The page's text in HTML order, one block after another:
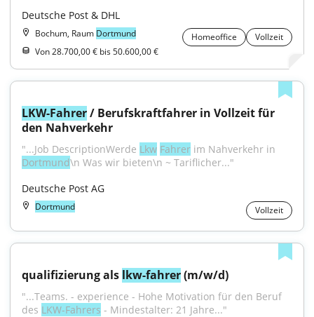
Deutsche Post & DHL
Bochum, Raum Dortmund Homeoffice
Vollzeit
Von 28.700,00 € bis 50.600,00 €
LKW-Fahrer / Berufskraftfahrer in Vollzeit für
den Nahverkehr
"...Job DescriptionWerde Lkw Fahrer
Dortmund\n Was wir bieten\n ~ Tariflicher..."
Deutsche Post AG
Dortmund Vollzeit
qualifizierung als lkw-fahrer (m/w/d)
"...Teams. - experience - Hohe Motivation für den Beruf
des LKW-Fahrers - Mindestalter: 21 Jahre..."